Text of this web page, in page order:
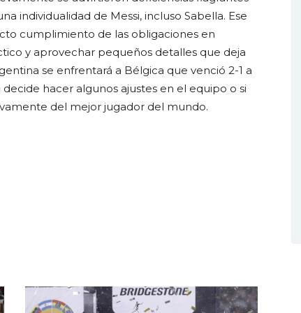
individualidad de Messi, incluso Sabella. Ese
cumplimiento de las obligaciones en
y aprovechar pequeños detalles que deja
se enfrentará a Bélgica que venció 2-1 a
hacer algunos ajustes en el equipo o si
del mejor jugador del mundo.